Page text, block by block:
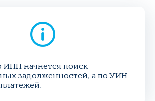
ИНН начнется поиск
задолженностей, а по УИН